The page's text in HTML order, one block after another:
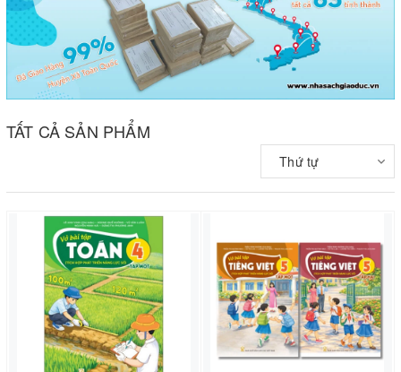
TẤT CẢ SẢN PHẨM
Thứ tự